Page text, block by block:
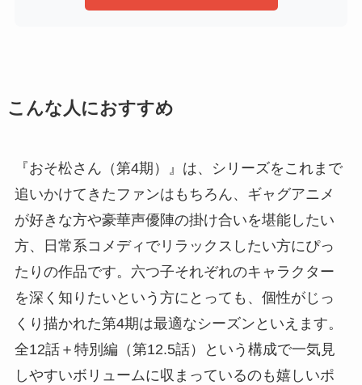
こんな人におすすめ
『おそ松さん（第4期）』は、シリーズをこれまで
追いかけてきたファンはもちろん、ギャグアニメ
が好きな方や豪華声優陣の掛け合いを堪能したい
方、日常系コメディでリラックスしたい方にぴっ
たりの作品です。六つ子それぞれのキャラクター
を深く知りたいという方にとっても、個性がじっ
くり描かれた第4期は最適なシーズンといえます。
全12話＋特別編（第12.5話）という構成で一気見
しやすいボリュームに収まっているのも嬉しいポ